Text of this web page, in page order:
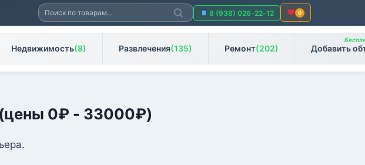
Искать:
Поиск
8 (938) 026-22-12 0
Недвижимость(8) Развлечения(135) Ремонт(202) Добавить
(цены 0₽ - 33000₽)